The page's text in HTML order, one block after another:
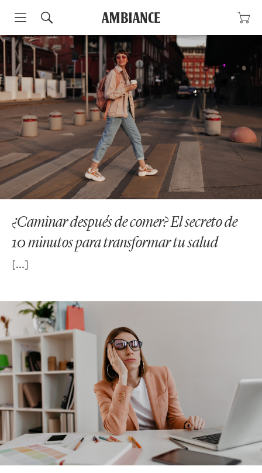
Skip
to
content
¿Caminar después de comer? El secreto de
10 minutos para transformar tu salud